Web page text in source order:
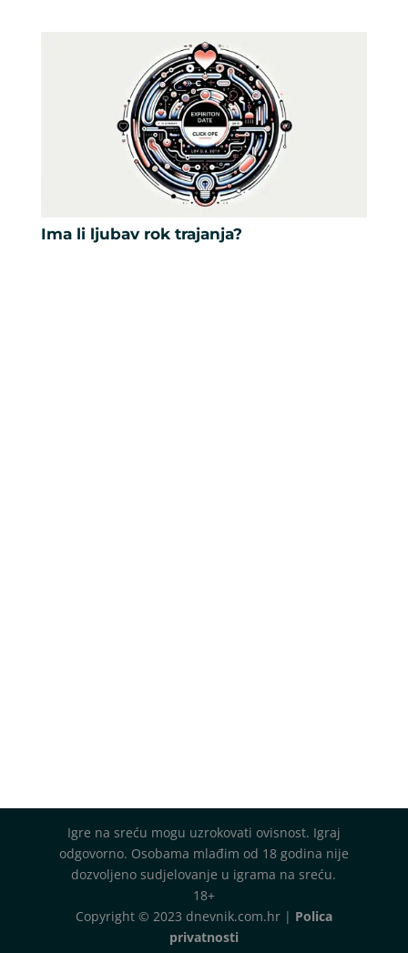
Ima li ljubav rok trajanja?
Igre na sreću mogu uzrokovati ovisnost. Igraj
odgovorno. Osobama mlađim od 18 godina nije
dozvoljeno sudjelovanje u igrama na sreću.
18+
Copyright © 2023 dnevnik.com.hr | Polica
privatnosti